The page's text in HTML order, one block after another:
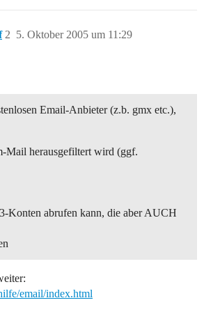
5. Oktober 2005 um 11:29
2
Email-Anbieter (z.b. gmx etc.),
Mail herausgefiltert wird (ggf.
Konten abrufen kann, die aber AUCH
email/index.html